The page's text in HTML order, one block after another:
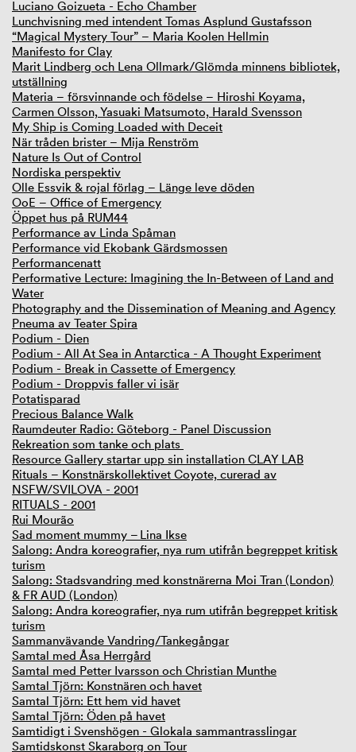
Luciano Goizueta - Echo Chamber
Lunchvisning med intendent Tomas Asplund Gustafsson
“Magical Mystery Tour” – Maria Koolen Hellmin
Manifesto for Clay
Marit Lindberg och Lena Ollmark/Glömda minnens bibliotek,
utställning
Materia – försvinnande och födelse – Hiroshi Koyama,
Carmen Olsson, Yasuaki Matsumoto, Harald Svensson
My Ship is Coming Loaded with Deceit
När tråden brister – Mija Renström
Nature Is Out of Control
Nordiska perspektiv
Olle Essvik & rojal förlag – Länge leve döden
OoE – Office of Emergency
Öppet hus på RUM44
Performance av Linda Spåman
Performance vid Ekobank Gärdsmossen
Performancenatt
Performative Lecture: Imagining the In-Between of Land and
Water
Photography and the Dissemination of Meaning and Agency
Pneuma av Teater Spira
Podium - Dien
Podium - All At Sea in Antarctica - A Thought Experiment
Podium - Break in Cassette of Emergency
Podium - Droppvis faller vi isär
Potatisparad
Precious Balance Walk
Raumdeuter Radio: Göteborg - Panel Discussion
Rekreation som tanke och plats
Resource Gallery startar upp sin installation CLAY LAB
Rituals – Konstnärskollektivet Coyote, curerad av
NSFW/SVILOVA - 2001
RITUALS - 2001
Rui Mourão
Sad moment mummy – Lina Ikse
Salong: Andra koreografier, nya rum utifrån begreppet kritisk
turism
Salong: Stadsvandring med konstnärerna Moi Tran (London)
& FR AUD (London)
Salong: Andra koreografier, nya rum utifrån begreppet kritisk
turism
Sammanvävande Vandring/Tankegångar
Samtal med Åsa Herrgård
Samtal med Petter Ivarsson och Christian Munthe
Samtal Tjörn: Konstnären och havet
Samtal Tjörn: Ett hem vid havet
Samtal Tjörn: Öden på havet
Samtidigt i Svenshögen - Glokala sammantrasslingar
Samtidskonst Skaraborg on Tour